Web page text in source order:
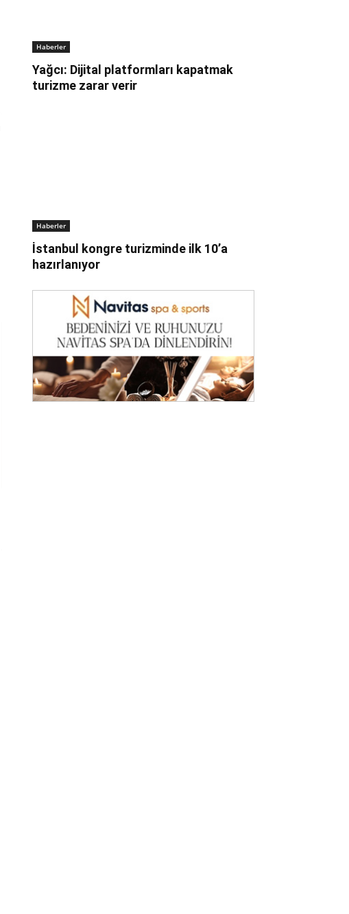
Haberler
Yağcı: Dijital platformları kapatmak
turizme zarar verir
Haberler
İstanbul kongre turizminde ilk 10’a
hazırlanıyor